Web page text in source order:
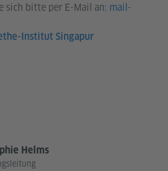
sich bitte per E-Mail an: mail-
Institut Singapur
Helms